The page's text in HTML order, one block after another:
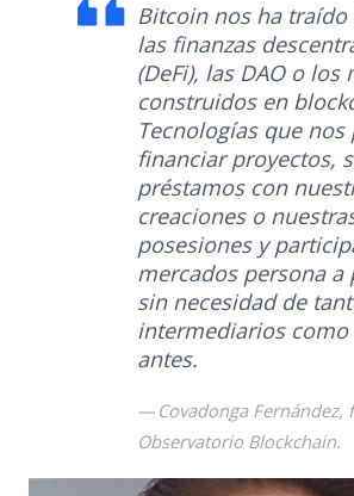
Bitcoin nos ha traído
las finanzas
(DeFi), las DAO o los
construidos en
Tecnologías que
financiar proyectos,
préstamos con
creaciones o
posesiones y
mercados persona a
sin necesidad de
intermediarios como
antes.
Covadonga
Observatorio Blockchain.